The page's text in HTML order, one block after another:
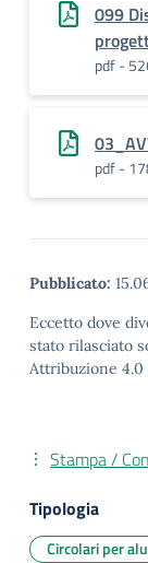
099
pdf -
pdf -
Pubblicato:
Eccetto dove
stato rilasciato
Attribuzione 4.0
Stampa /
Tipologia
Circolari per